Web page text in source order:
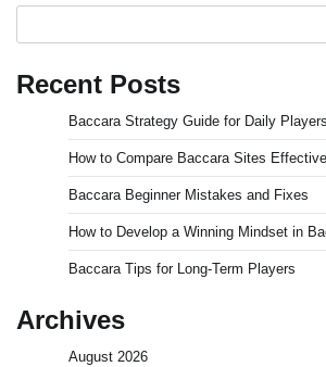
Recent Posts
Baccara Strategy Guide for Daily Players
How to Compare Baccara Sites
Baccara Beginner Mistakes and Fixes
How to Develop a Winning Mindset in
Baccara Tips for Long-Term Players
Archives
August 2026